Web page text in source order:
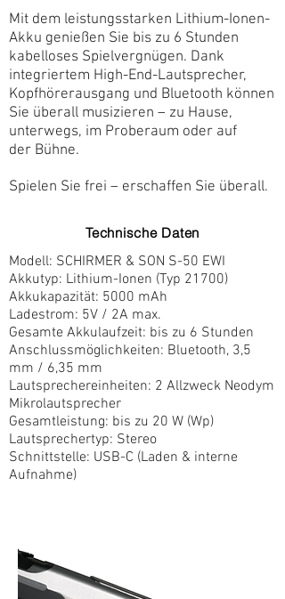
Mit dem leistungsstarken Lithium-Ionen-
Akku genießen Sie bis zu 6 Stunden
kabelloses Spielvergnügen. Dank
integriertem High-End-Lautsprecher,
Kopfhörerausgang und Bluetooth können
Sie überall musizieren – zu Hause,
unterwegs, im Proberaum oder auf
der Bühne.
Spielen Sie frei – erschaffen Sie überall.
Technische Daten
Modell: SCHIRMER & SON S-50 EWI
Akkutyp: Lithium-Ionen (Typ 21700)
Akkukapazität: 5000 mAh
Ladestrom: 5V / 2A max.
Gesamte Akkulaufzeit: bis zu 6 Stunden
Anschlussmöglichkeiten: Bluetooth, 3,5
mm / 6,35 mm
Lautsprechereinheiten: 2 Allzweck Neodym
Mikrolautsprecher
Gesamtleistung: bis zu 20 W (Wp)
Lautsprechertyp: Stereo
Schnittstelle: USB-C (Laden & interne
Aufnahme)